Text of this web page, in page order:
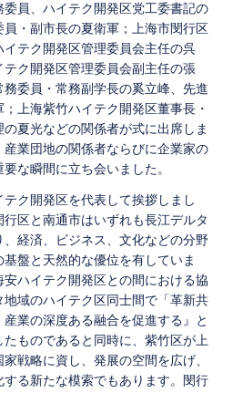
員、ハイテク開発区党工委書記の
・副市長の夏衛軍；上海市閔行区
テク開発区管理委員会主任の呉
ク開発区管理委員会副主任の張
委員・常務副学長の奚立峰、先進
上海紫竹ハイテク開発区董事長・
夏光などの関係者が式に出席しま
業団地の関係者ならびに企業家の
な瞬間に立ち会いました。
ク開発区を代表して挨拶しまし
区と南通市はいずれも長江デルタ
経済、ビジネス、文化などの分野
盤と天然的な優位を有していま
ハイテク開発区との間における協
域のハイテク区同士間で「革新共
業の深度ある融合を促進する』と
ものであると同時に、紫竹区が上
戦略に資し、発展の空間を広げ、
る新たな模索でもあります。閔行